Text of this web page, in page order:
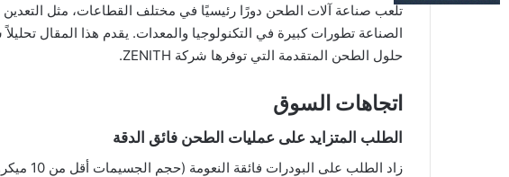
تلعب صناعة آلات الطحن دورًا رئيسيًا في مختلف القطاعات، مثل التعدين
الصناعة تطورات كبيرة في التكنولوجيا والمعدات. يقدم هذا المقال
حلول الطحن المتقدمة التي توفرها شركة ZENITH.
اتجاهات السوق
الطلب المتزايد على عمليات الطحن فائق الدقة
زاد